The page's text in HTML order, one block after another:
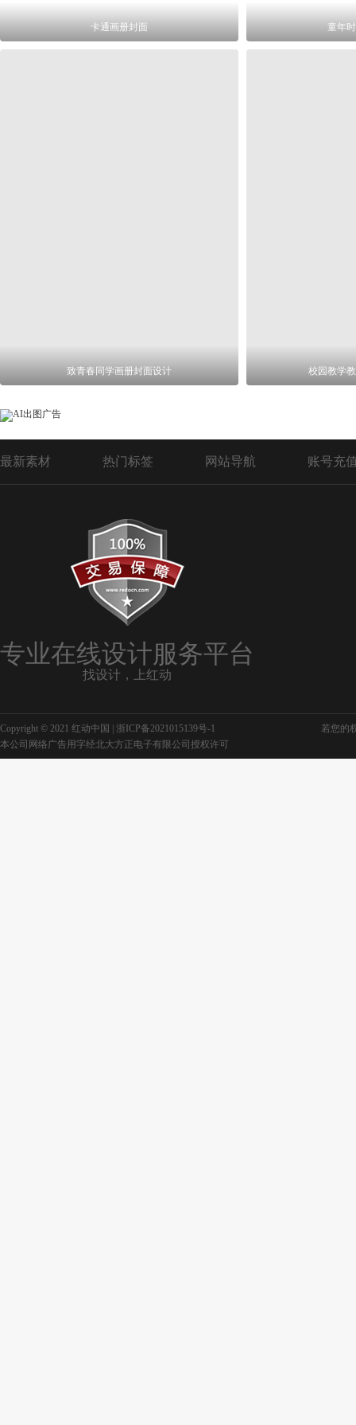
卡通画册封面 童年
致青春同学画册封面设计 校园教学
最新素材 热门标签 网站导航 账号充
专业在线设计服务平台
找设计，上红动
Copyright © 2021 红动中国 | 浙ICP备2021015139号-1
若您的
本公司网络广告用字经北大方正电子有限公司授权许可